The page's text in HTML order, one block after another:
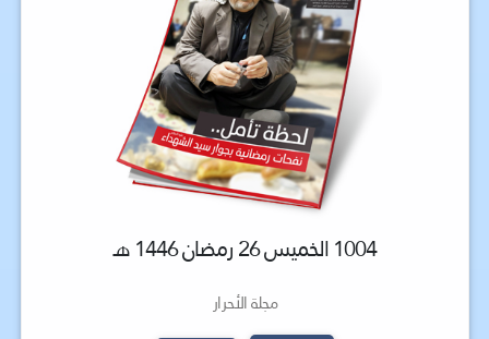
1004 الخميس 26 رمضان 1446 هـ
مجلة الأحرار